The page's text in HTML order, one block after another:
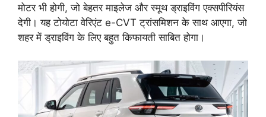
मोटर भी होगी, जो बेहतर माइलेज और स्मूथ ड्राइविंग एक्सपीरियंस
देगी। यह टोयोटा वेरिएंट e-CVT ट्रांसमिशन के साथ आएगा, जो
शहर में ड्राइविंग के लिए बहुत किफायती साबित होगा।